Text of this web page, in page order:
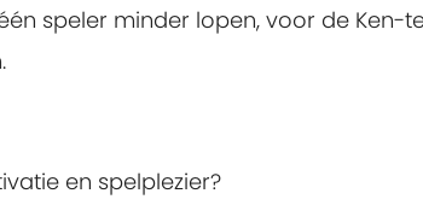
speler minder lopen, voor de
en spelplezier?